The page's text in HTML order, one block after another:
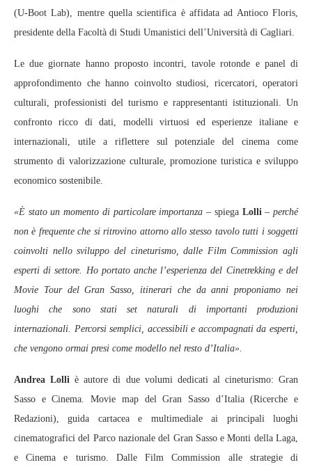
(U-Boot Lab), mentre quella scientifica è affidata ad Antioco Floris,
presidente della Facoltà di Studi Umanistici dell’Università di Cagliari.
Le due giornate hanno proposto incontri, tavole rotonde e panel di
approfondimento che hanno coinvolto studiosi, ricercatori, operatori
culturali, professionisti del turismo e rappresentanti istituzionali. Un
confronto ricco di dati, modelli virtuosi ed esperienze italiane e
internazionali, utile a riflettere sul potenziale del cinema come
strumento di valorizzazione culturale, promozione turistica e sviluppo
economico sostenibile.
«È stato un momento di particolare importanza – spiega Lolli–perché
non è frequente che si ritrovino attorno allo stesso tavolo tutti i soggetti
coinvolti nello sviluppo del cineturismo, dalle Film Commission agli
esperti di settore. Ho portato anche l’esperienza del Cinetrekking e del
Movie Tour del Gran Sasso, itinerari che da anni proponiamo nei
luoghi che sono stati set naturali di importanti produzioni
internazionali. Percorsi semplici, accessibili e accompagnati da esperti,
che vengono ormai presi come modello nel resto d’Italia».
Andrea Lolli è autore di due volumi dedicati al cineturismo: Gran
Sasso e Cinema. Movie map del Gran Sasso d’Italia (Ricerche e
Redazioni), guida cartacea e multimediale ai principali luoghi
cinematografici del Parco nazionale del Gran Sasso e Monti della Laga,
e Cinema e turismo. Dalle Film Commission alle strategie di